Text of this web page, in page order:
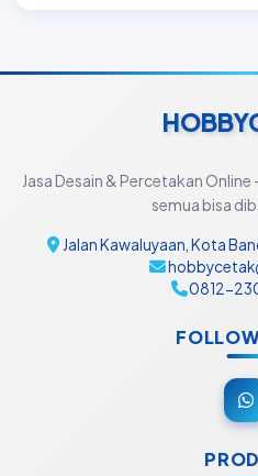
Jasa Desain & Percetakan
semua bisa
Jalan Kawaluyaan, Kota
0812-